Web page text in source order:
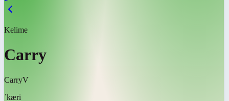
Kelime
Carry
CarryV
ˈkæri